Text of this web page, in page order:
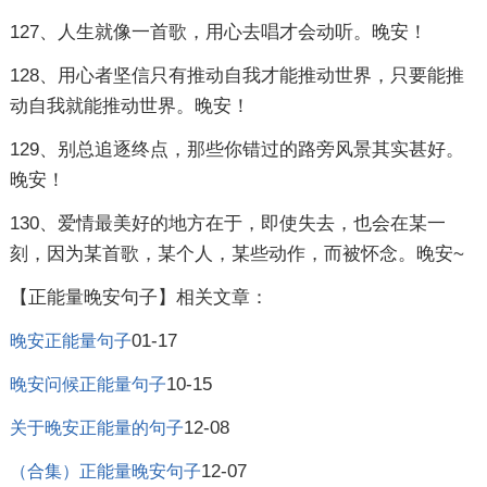
127、人生就像一首歌，用心去唱才会动听。晚安！
128、用心者坚信只有推动自我才能推动世界，只要能推
动自我就能推动世界。晚安！
129、别总追逐终点，那些你错过的路旁风景其实甚好。
晚安！
130、爱情最美好的地方在于，即使失去，也会在某一
刻，因为某首歌，某个人，某些动作，而被怀念。晚安~
【正能量晚安句子】相关文章：
晚安正能量句子01-17
晚安问候正能量句子10-15
关于晚安正能量的句子12-08
（合集）正能量晚安句子12-07